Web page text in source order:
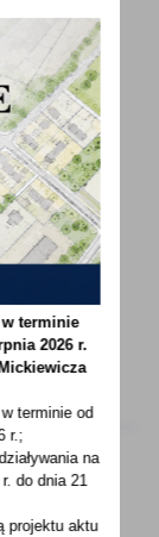
ZUS
w terminie
2026 r.
terminie od
r.;
na
do dnia 21
projektu aktu